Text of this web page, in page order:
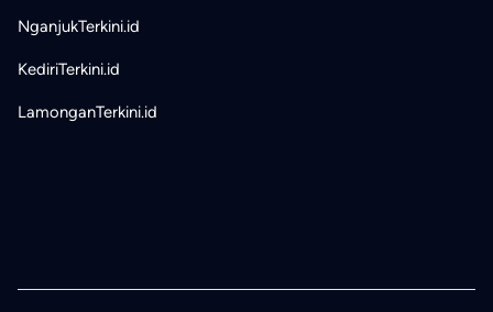
NganjukTerkini.id
KediriTerkini.id
LamonganTerkini.id